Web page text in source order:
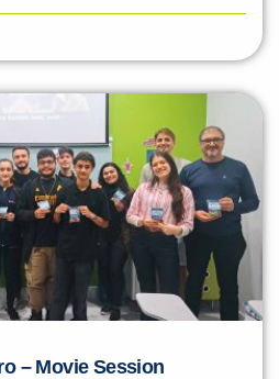
– Movie Session